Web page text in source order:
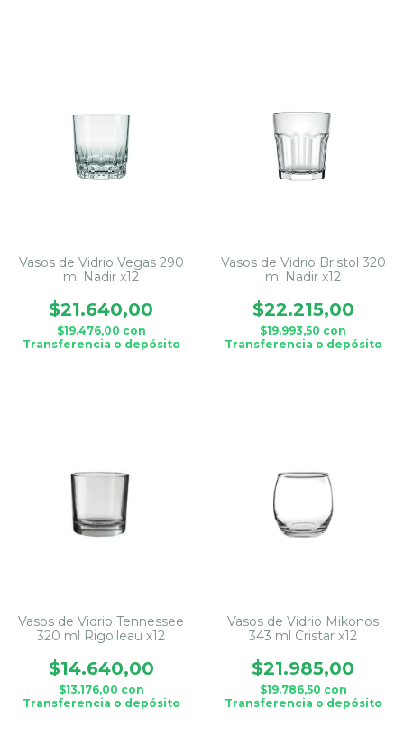
Vasos de Vidrio Vegas 290
ml Nadir x12
$21.640,00
$19.476,00 con
Transferencia o depósito
Vasos de Vidrio Bristol 320
ml Nadir x12
$22.215,00
$19.993,50 con
Transferencia o depósito
Vasos de Vidrio Tennessee
320 ml Rigolleau x12
$14.640,00
$13.176,00 con
Transferencia o depósito
Vasos de Vidrio Mikonos
343 ml Cristar x12
$21.985,00
$19.786,50 con
Transferencia o depósito